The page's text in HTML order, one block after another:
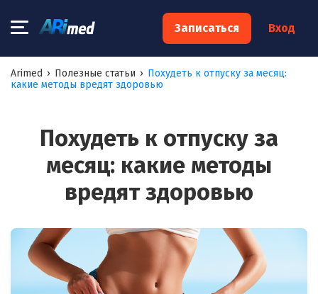
Записаться Вход
Arimed › Полезные статьи › Похудеть к отпуску за месяц:
какие методы вредят здоровью
Похудеть к отпуску за
месяц: какие методы
вредят здоровью
×
Запишитесь на консультацию к
специалисту
Ваш телефон:*
Я согласен наобработку моих персональных данных